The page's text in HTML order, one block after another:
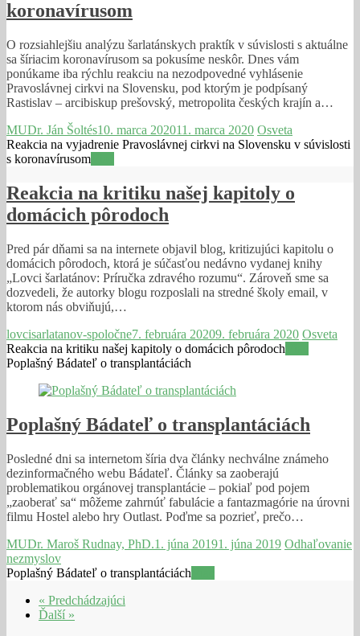
koronavírusom
O rozsiahlejšiu analýzu šarlatánskych praktík v súvislosti s aktuálne
sa šíriacim koronavírusom sa pokusíme neskôr. Dnes vám
ponúkame iba rýchlu reakciu na nezodpovedné vyhlásenie
Pravoslávnej cirkvi na Slovensku, pod ktorým je podpísaný
Rastislav – arcibiskup prešovský, metropolita českých krajín a…
MUDr. Ján Šoltés10. marca 202011. marca 2020 Osveta
Reakcia na vyjadrenie Pravoslávnej cirkvi na Slovensku v súvislosti
s koronavírusom
Reakcia na kritiku našej kapitoly o
domácich pôrodoch
Pred pár dňami sa na internete objavil blog, kritizujúci kapitolu o
domácich pôrodoch, ktorá je súčasťou nedávno vydanej knihy
„Lovci šarlatánov: Príručka zdravého rozumu“. Zároveň sme sa
dozvedeli, že autorky blogu rozposlali na stredné školy email, v
ktorom nás obviňujú,…
lovcisarlatanov-spoločne7. februára 20209. februára 2020 Osveta
Reakcia na kritiku našej kapitoly o domácich pôrodoch
Poplašný Bádateľ o transplantáciách
Poplašný Bádateľ o transplantáciách
Posledné dni sa internetom šíria dva články nechválne známeho
dezinformačného webu Bádateľ. Články sa zaoberajú
problematikou orgánovej transplantácie – pokiaľ pod pojem
„zaoberať sa“ môžeme zahrnúť fabulácie a fantazmagórie na úrovni
filmu Hostel alebo hry Outlast. Poďme sa pozrieť, prečo…
MUDr. Maroš Rudnay, PhD.1. júna 20191. júna 2019 Odhaľovanie
nezmyslov
Poplašný Bádateľ o transplantáciách
« Predchádzajúci
Ďalší »